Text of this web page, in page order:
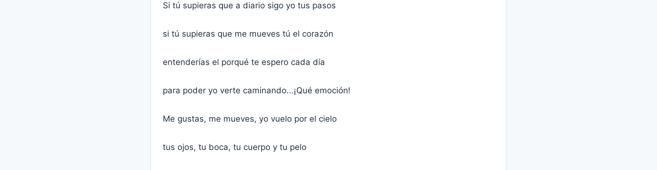
Si tú supieras que a diario sigo yo tus pasos
si tú supieras que me mueves tú el corazón
entenderías el porqué te espero cada día
para poder yo verte caminando...¡Qué emoción!
Me gustas, me mueves, yo vuelo por el cielo
tus ojos, tu boca, tu cuerpo y tu pelo